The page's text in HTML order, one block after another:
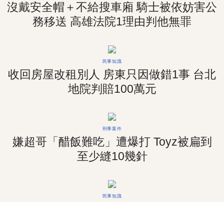
沒戴安全帽＋不給搜車廂 騎士被依妨害公
務移送 高雄法院1理由判他無罪
民事知識
收回房屋改租別人 房東只因做錯1事 台北
地院判賠100萬元
刑事案件
嫌超哥「醋飯難吃」遭爆打 Toyz被扁到
至少縫10幾針
民事知識